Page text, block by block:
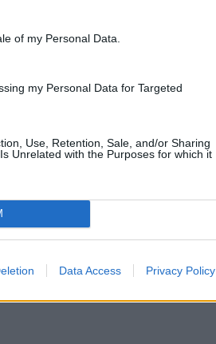
of my Personal Data.
my Personal Data for Targeted
Use, Retention, Sale, and/or Sharing
Unrelated with the Purposes for which it
Data Access Privacy Policy